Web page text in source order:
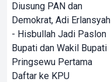
Diusung PAN dan
Demokrat, Adi Erlansyah
- Hisbullah Jadi Paslon
Bupati dan Wakil Bupati
Pringsewu Pertama
Daftar ke KPU